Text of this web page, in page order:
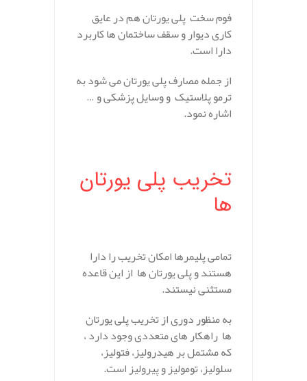
فوم سخت پلی یورتان هم در عایق
کاری دیوار و سقف ساختمان ها کاربرد
دارا است.
از جمله مصارف پلی یورتان می شود به
ترمو پلاستیک و وسایل پزشکی و …
اشاره نمود.
تخریب پلی یورتان
ها
تمامی پلیمرها امكان تخریب را دارا
هستند و پلی یورتان ها از این قاعده
مستثنی نیستند.
به منظور دوری از تخریب پلی یورتان
ها راهکار های متعددی وجود دارد ،
كه مشتمل بر هیدرولیز، فتولیز،
سلولیز، تومولیز و پیرولیز است.